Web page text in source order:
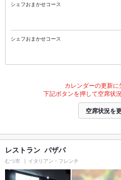
シェフおまかせコース
シェフおまかせコース
カレンダーの更新に
下記ボタンを押して空席状
空席状況を
レストラン パザパ
むつ市 イタリアン・フレンチ